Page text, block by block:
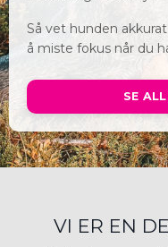
Så vet hunden
å miste fokus når du
SE
VI ER EN